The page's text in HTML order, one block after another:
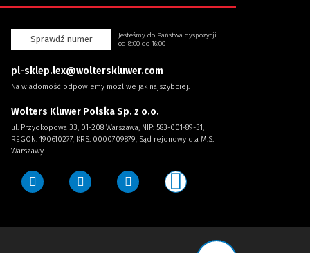
Sprawdź numer
Jesteśmy do Państwa dyspozycji
od 8:00 do 16:00
pl-sklep.lex@wolterskluwer.com
Na wiadomość odpowiemy możliwe jak najszybciej.
Wolters Kluwer Polska Sp. z o.o.
ul. Przyokopowa 33, 01-208 Warszawa; NIP: 583-001-89-31,
REGON: 190610277, KRS: 0000709879, Sąd rejonowy dla M.S.
Warszawy